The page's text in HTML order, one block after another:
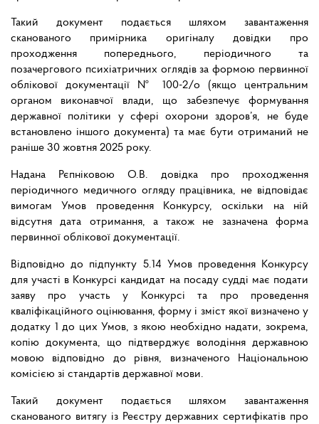
Такий документ подається шляхом завантаження
сканованого примірника оригіналу довідки про
проходження попереднього, періодичного та
позачергового психіатричних оглядів за формою первинної
облікової документації № 100-2/о (якщо центральним
органом виконавчої влади, що забезпечує формування
державної політики у сфері охорони здоров’я, не буде
встановлено іншого документа) та має бути отриманий не
раніше 30 жовтня 2025 року.
Надана Рєпніковою О.В. довідка про проходження
періодичного медичного огляду працівника, не відповідає
вимогам Умов проведення Конкурсу, оскільки на ній
відсутня дата отримання, а також не зазначена форма
первинної облікової документації.
Відповідно до підпункту 5.14 Умов проведення Конкурсу
для участі в Конкурсі кандидат на посаду судді має подати
заяву про участь у Конкурсі та про проведення
кваліфікаційного оцінювання, форму і зміст якої визначено у
додатку 1 до цих Умов, з якою необхідно надати, зокрема,
копію документа, що підтверджує володіння державною
мовою відповідно до рівня, визначеного Національною
комісією зі стандартів державної мови.
Такий документ подається шляхом завантаження
сканованого витягу із Реєстру державних сертифікатів про